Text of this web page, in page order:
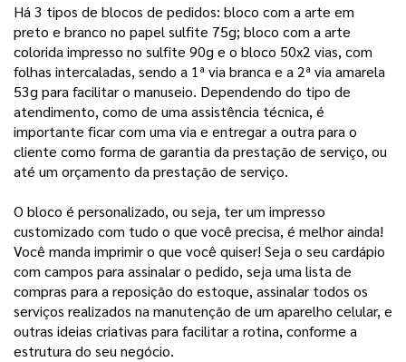
Há 3 tipos de blocos de pedidos: bloco com a arte em
preto e branco no papel sulfite 75g; bloco com a arte
colorida impresso no sulfite 90g e o bloco 50x2 vias, com
folhas intercaladas, sendo a 1ª via branca e a 2ª via amarela
53g para facilitar o manuseio. Dependendo do tipo de
atendimento, como de uma assistência técnica, é
importante ficar com uma via e entregar a outra para o
cliente como forma de garantia da prestação de serviço, ou
até um orçamento da prestação de serviço.
O bloco é personalizado, ou seja, ter um impresso
customizado com tudo o que você precisa, é melhor ainda!
Você manda imprimir o que você quiser! Seja o seu cardápio
com campos para assinalar o pedido, seja uma lista de
compras para a reposição do estoque, assinalar todos os
serviços realizados na manutenção de um aparelho celular, e
outras ideias criativas para facilitar a rotina, conforme a
estrutura do seu negócio.